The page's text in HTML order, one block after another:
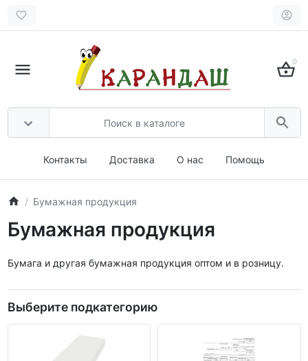
0
Контакты Доставка О нас Помощь
Бумажная продукция
Бумажная продукция
Бумага и другая бумажная продукция оптом и в розницу.
Выберите подкатегорию